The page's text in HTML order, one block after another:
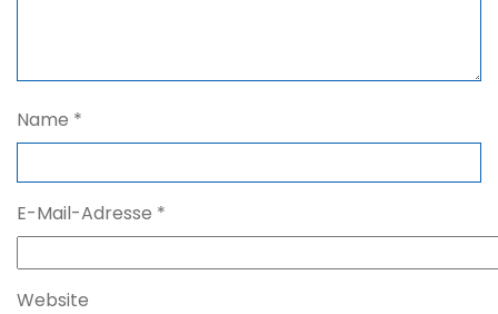
Name *
E-Mail-Adresse *
Website